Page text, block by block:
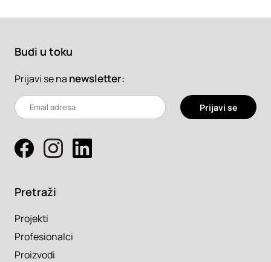
Budi u toku
Prijavi se na newsletter:
Prijavi se
Pretraži
Projekti
Profesionalci
Proizvodi